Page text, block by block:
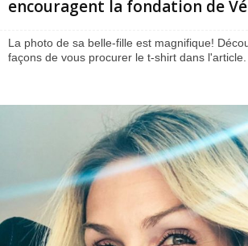
encouragent la fondation de
La photo de sa belle-fille est magnifique!
façons de vous procurer le t-shirt dans l'article.